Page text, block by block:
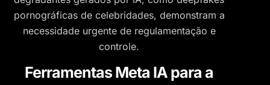
pornográficas de celebridades, demonstram a
necessidade urgente de regulamentação e
controle.
Ferramentas Meta IA para a